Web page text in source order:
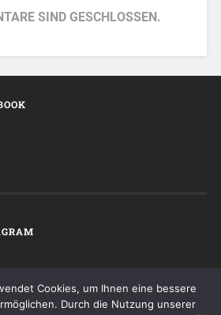
SIND GESCHLOSSEN.
Cookies, um Ihnen eine bessere
Durch die Nutzung unserer